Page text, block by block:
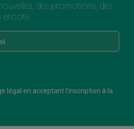
des promotions, des
encore.
légal en acceptant l’inscription à la